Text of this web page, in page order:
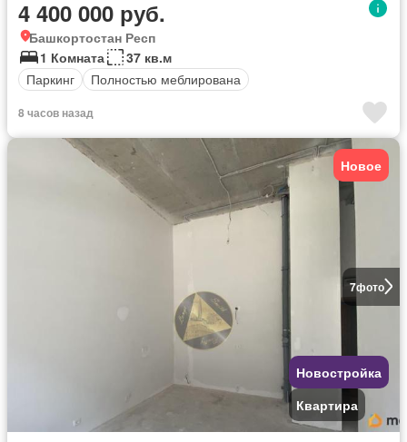
4 400 000 руб.
Башкортостан Респ
1 Комната
37 кв.м
Паркинг
Полностью меблирована
8 часов назад
7фото
Новое
Новостройка
Квартира